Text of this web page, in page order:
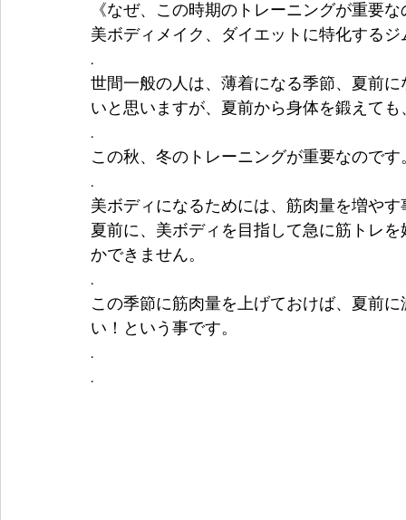
《なぜ、この時期のトレーニングが重要な
美ボディメイク、ダイエットに特化するジ
.
世間一般の人は、薄着になる季節、夏前
いと思いますが、夏前から身体を鍛えて
.
この秋、冬のトレーニングが重要なのです
.
美ボディになるためには、筋肉量を増や
夏前に、美ボディを目指して急に筋トレ
かできません。
.
この季節に筋肉量を上げておけば、夏前
い！という事です。
.
.